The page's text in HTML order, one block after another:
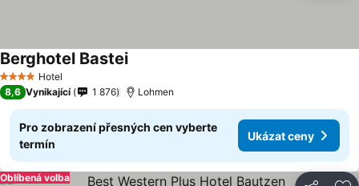
4 Počet hvězdiček
Hotel
Berghotel BasteiUkázat ceny
8,6 Vynikající 1 876 Lohmen
Pro zobrazení přesných cen vyberte
termín
Ukázat ceny
Oblíbená volba